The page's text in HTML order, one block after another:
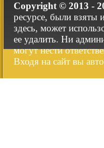
Copyright © 2013 -
ресурсе, были взяты
здесь, может
ее удалить. Ни
могут нести
Входя на сайт вы